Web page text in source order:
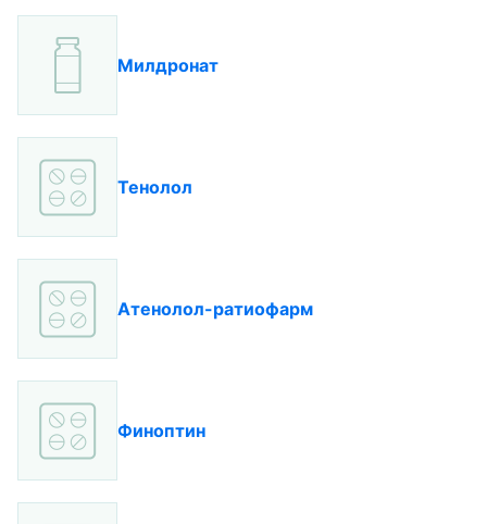
Милдронат
Тенолол
Атенолол-ратиофарм
Финоптин